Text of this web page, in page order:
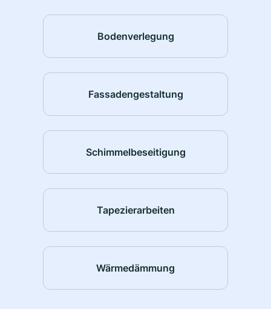
Bodenverlegung
Fassadengestaltung
Schimmelbeseitigung
Tapezierarbeiten
Wärmedämmung